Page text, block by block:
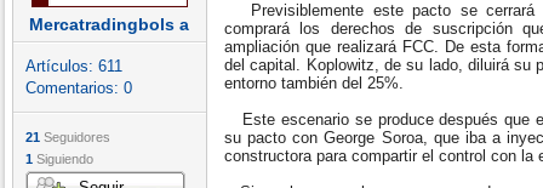
Mercatradingbols a
Artículos: 611
Comentarios: 0
21 Seguidores
1 Siguiendo
Previsiblemente este pacto se cerrará
comprará los derechos de suscripción
ampliación que realizará FCC. De esta
del capital. Koplowitz, de su lado, diluirá su
entorno también del 25%.
Este escenario se produce después que
su pacto con George Soroa, que iba a
constructora para compartir el control con la